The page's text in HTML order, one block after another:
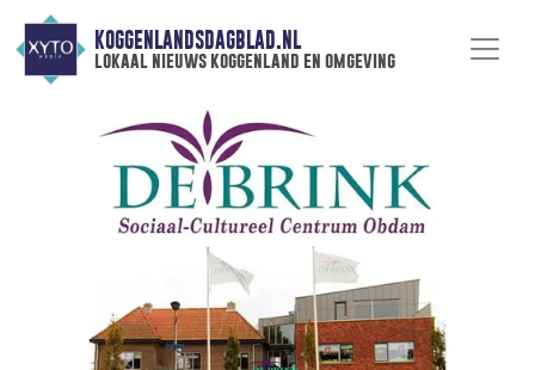
KOGGENLANDSDAGBLAD.NL
lokaal nieuws koggenland en omgeving